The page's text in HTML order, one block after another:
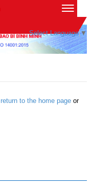
Select Language ▼
return to the home page or